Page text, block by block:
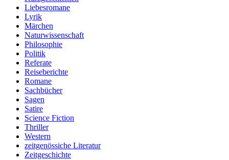
Liebesromane
Lyrik
Märchen
Naturwissenschaft
Philosophie
Politik
Referate
Reiseberichte
Romane
Sachbücher
Sagen
Satire
Science Fiction
Thriller
Western
zeitgenössiche Literatur
Zeitgeschichte